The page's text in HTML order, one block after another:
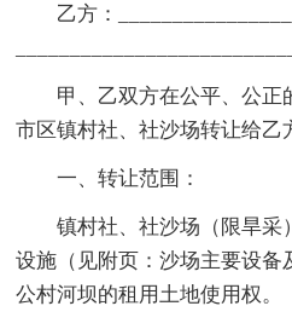
乙方：
甲、乙双方在公平、公正
市区镇村社、社沙场转让给乙
一、转让范围：
镇村社、社沙场（限旱采
设施（见附页：沙场主要设备
公村河坝的租用土地使用权。